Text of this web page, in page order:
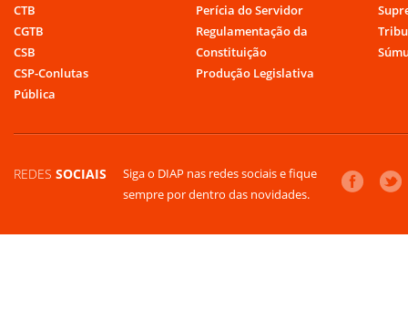
CTB
CGTB
CSB
CSP-Conlutas
Pública
Perícia do Servidor
Regulamentação da
Constituição
Produção Legislativa
REDES SOCIAIS
Siga o DIAP nas redes sociais e fique
sempre por dentro das novidades.